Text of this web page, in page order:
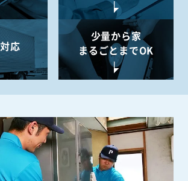
応
少量から家
まるごとまでOK